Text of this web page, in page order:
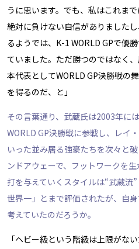
うに思います。でも、私はこれま
絶対に負けない自信がありました
るようでは、K-1 WORLD GPで優
ていました。ただ勝つのではなく
本代表としてWORLD GP決勝戦の
を得るのだ、と」
その言葉通り、武蔵氏は2003年に
WORLD GP決勝戦に参戦し、レイ
いった並み居る強豪たちを次々と
ンドアウェーで、フットワークを
打を与えていくスタイルは“武蔵流
世界一」とまで評価されたが、自
考えていたのだろうか。
「ヘビー級という階級は上限がな